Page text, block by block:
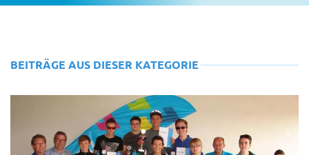
BEITRÄGE AUS DIESER KATEGORIE